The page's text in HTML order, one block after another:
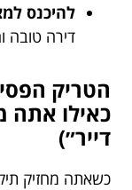
להיכנס
דירה טובה
הטריק
כאילו אתה
דייר״)
כשאתה מחזיק